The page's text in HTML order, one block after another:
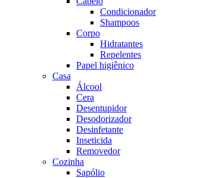
Condicionador
Shampoos
Corpo
Hidratantes
Repelentes
Papel higiênico
Casa
Álcool
Cera
Desentupidor
Desodorizador
Desinfetante
Inseticida
Removedor
Cozinha
Sapólio